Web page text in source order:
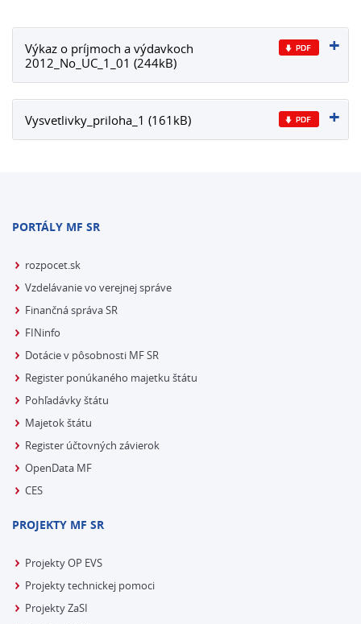
Výkaz o príjmoch a výdavkoch
2012_No_UC_1_01 (244kB)
Vysvetlivky_priloha_1 (161kB)
PORTÁLY MF SR
rozpocet.sk
Vzdelávanie vo verejnej správe
Finančná správa SR
FINinfo
Dotácie v pôsobnosti MF SR
Register ponúkaného majetku štátu
Pohľadávky štátu
Majetok štátu
Register účtovných závierok
OpenData MF
CES
PROJEKTY MF SR
Projekty OP EVS
Projekty technickej pomoci
Projekty ZaSI